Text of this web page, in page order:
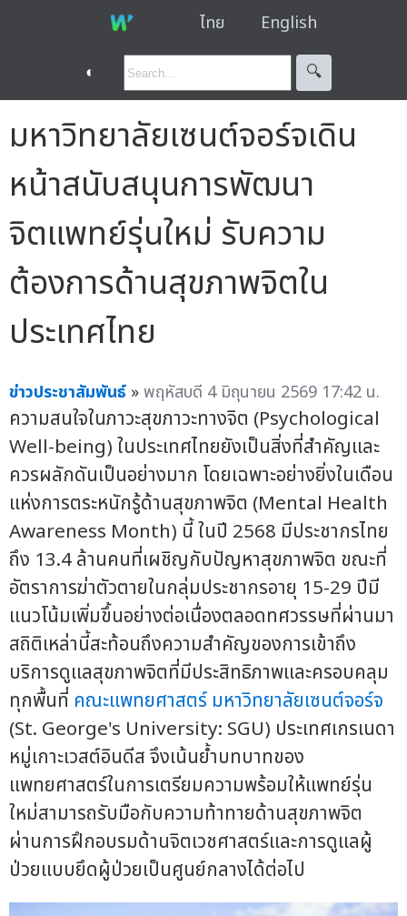
ไทย English
◐ 🔍︎
มหาวิทยาลัยเซนต์จอร์จเดิน
หน้าสนับสนุนการพัฒนา
จิตแพทย์รุ่นใหม่ รับความ
ต้องการด้านสุขภาพจิตใน
ประเทศไทย
ข่าวประชาสัมพันธ์ »พฤหัสบดี 4 มิถุนายน 2569 17:42 น.
ความสนใจในภาวะสุขภาวะทางจิต (Psychological
Well-being) ในประเทศไทยยังเป็นสิ่งที่สำคัญและ
ควรผลักดันเป็นอย่างมาก โดยเฉพาะอย่างยิ่งในเดือน
แห่งการตระหนักรู้ด้านสุขภาพจิต (Mental Health
Awareness Month) นี้ ในปี 2568 มีประชากรไทย
ถึง 13.4 ล้านคนที่เผชิญกับปัญหาสุขภาพจิต ขณะที่
อัตราการฆ่าตัวตายในกลุ่มประชากรอายุ 15-29 ปีมี
แนวโน้มเพิ่มขึ้นอย่างต่อเนื่องตลอดทศวรรษที่ผ่านมา
สถิติเหล่านี้สะท้อนถึงความสำคัญของการเข้าถึง
บริการดูแลสุขภาพจิตที่มีประสิทธิภาพและครอบคลุม
ทุกพื้นที่ คณะแพทยศาสตร์ มหาวิทยาลัยเซนต์จอร์จ
(St. George's University: SGU) ประเทศเกรเนดา
หมู่เกาะเวสต์อินดีส จึงเน้นย้ำบทบาทของ
แพทยศาสตร์ในการเตรียมความพร้อมให้แพทย์รุ่น
ใหม่สามารถรับมือกับความท้าทายด้านสุขภาพจิต
ผ่านการฝึกอบรมด้านจิตเวชศาสตร์และการดูแลผู้
ป่วยแบบยึดผู้ป่วยเป็นศูนย์กลางได้ต่อไป